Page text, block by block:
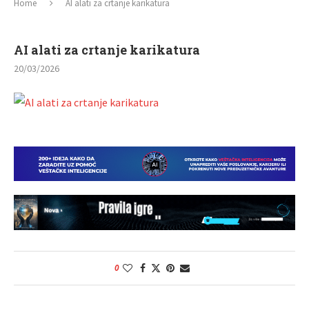
Home AI alati za crtanje karikatura
AI alati za crtanje karikatura
20/03/2026
0